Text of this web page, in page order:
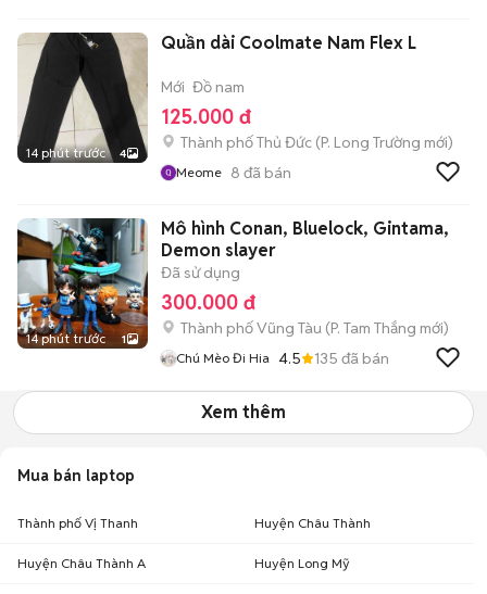
14 phút trước 4
Quần dài Coolmate Nam Flex L
Mới Đồ nam
125.000 đ
Thành phố Thủ Đức (P. Long Trường mới)
Meome 8 đã bán
14 phút trước 1
Mô hình Conan, Bluelock, Gintama,
Demon slayer
Đã sử dụng
300.000 đ
Thành phố Vũng Tàu (P. Tam Thắng mới)
Chú Mèo Đi Hia 4.5 135 đã bán
Xem thêm
Mua bán laptop
Thành phố Vị Thanh Huyện Châu Thành
Huyện Châu Thành A Huyện Long Mỹ